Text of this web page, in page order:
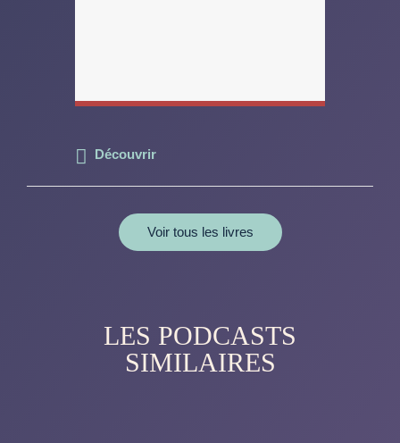
Découvrir
Voir tous les livres
LES PODCASTS
SIMILAIRES